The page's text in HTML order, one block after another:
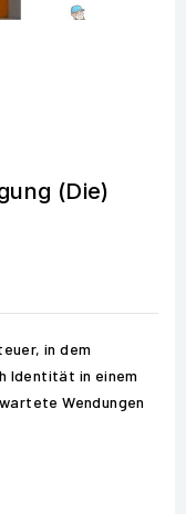
(Die)
in dem
Identität in einem
Wendungen